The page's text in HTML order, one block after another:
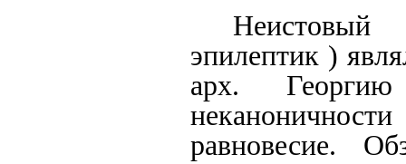
эпилептик )
арх.
равновесие.